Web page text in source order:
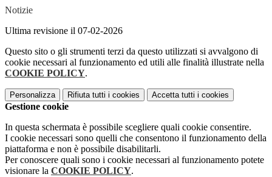
Notizie
Ultima revisione il 07-02-2026
Questo sito o gli strumenti terzi da questo utilizzati si avvalgono di
cookie necessari al funzionamento ed utili alle finalità illustrate nella
COOKIE POLICY.
Personalizza Rifiuta tutti i cookies Accetta tutti i cookies
Gestione cookie
In questa schermata è possibile scegliere quali cookie consentire.
I cookie necessari sono quelli che consentono il funzionamento della
piattaforma e non è possibile disabilitarli.
Per conoscere quali sono i cookie necessari al funzionamento potete
visionare la COOKIE POLICY.